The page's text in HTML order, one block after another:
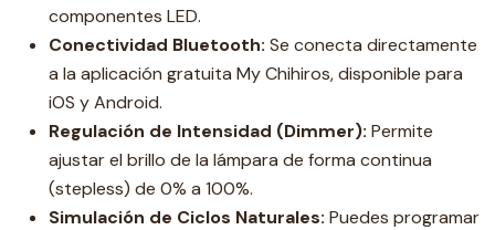
componentes LED.
Conectividad Bluetooth: Se conecta directamente
a la aplicación gratuita My Chihiros, disponible para
iOS y Android.
Regulación de Intensidad (Dimmer): Permite
ajustar el brillo de la lámpara de forma continua
(stepless) de 0% a 100%.
Simulación de Ciclos Naturales: Puedes programar